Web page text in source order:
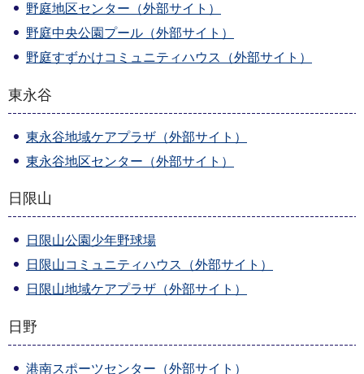
野庭地区センター（外部サイト）
野庭中央公園プール（外部サイト）
野庭すずかけコミュニティハウス（外部サイト）
東永谷
東永谷地域ケアプラザ（外部サイト）
東永谷地区センター（外部サイト）
日限山
日限山公園少年野球場
日限山コミュニティハウス（外部サイト）
日限山地域ケアプラザ（外部サイト）
日野
港南スポーツセンター（外部サイト）